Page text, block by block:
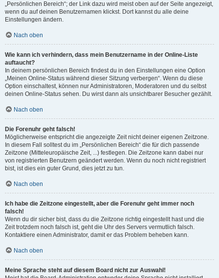
„Persönlichen Bereich“; der Link dazu wird meist oben auf der Seite angezeigt,
wenn du auf deinen Benutzernamen klickst. Dort kannst du alle deine
Einstellungen ändern.
Nach oben
Wie kann ich verhindern, dass mein Benutzername in der Online-Liste
auftaucht?
In deinem persönlichen Bereich findest du in den Einstellungen eine Option
„Meinen Online-Status während dieser Sitzung verbergen“. Wenn du diese
Option einschaltest, können nur Administratoren, Moderatoren und du selbst
deinen Online-Status sehen. Du wirst dann als unsichtbarer Besucher gezählt.
Nach oben
Die Forenuhr geht falsch!
Möglicherweise entspricht die angezeigte Zeit nicht deiner eigenen Zeitzone.
In diesem Fall solltest du im „Persönlichen Bereich“ die für dich passende
Zeitzone (Mitteleuropäische Zeit, ...) festlegen. Die Zeitzone kann dabei nur
von registrierten Benutzern geändert werden. Wenn du noch nicht registriert
bist, ist dies ein guter Grund, dies jetzt zu tun.
Nach oben
Ich habe die Zeitzone eingestellt, aber die Forenuhr geht immer noch
falsch!
Wenn du dir sicher bist, dass du die Zeitzone richtig eingestellt hast und die
Zeit trotzdem noch falsch ist, geht die Uhr des Servers vermutlich falsch.
Kontaktiere einen Administrator, damit er das Problem beheben kann.
Nach oben
Meine Sprache steht auf diesem Board nicht zur Auswahl!